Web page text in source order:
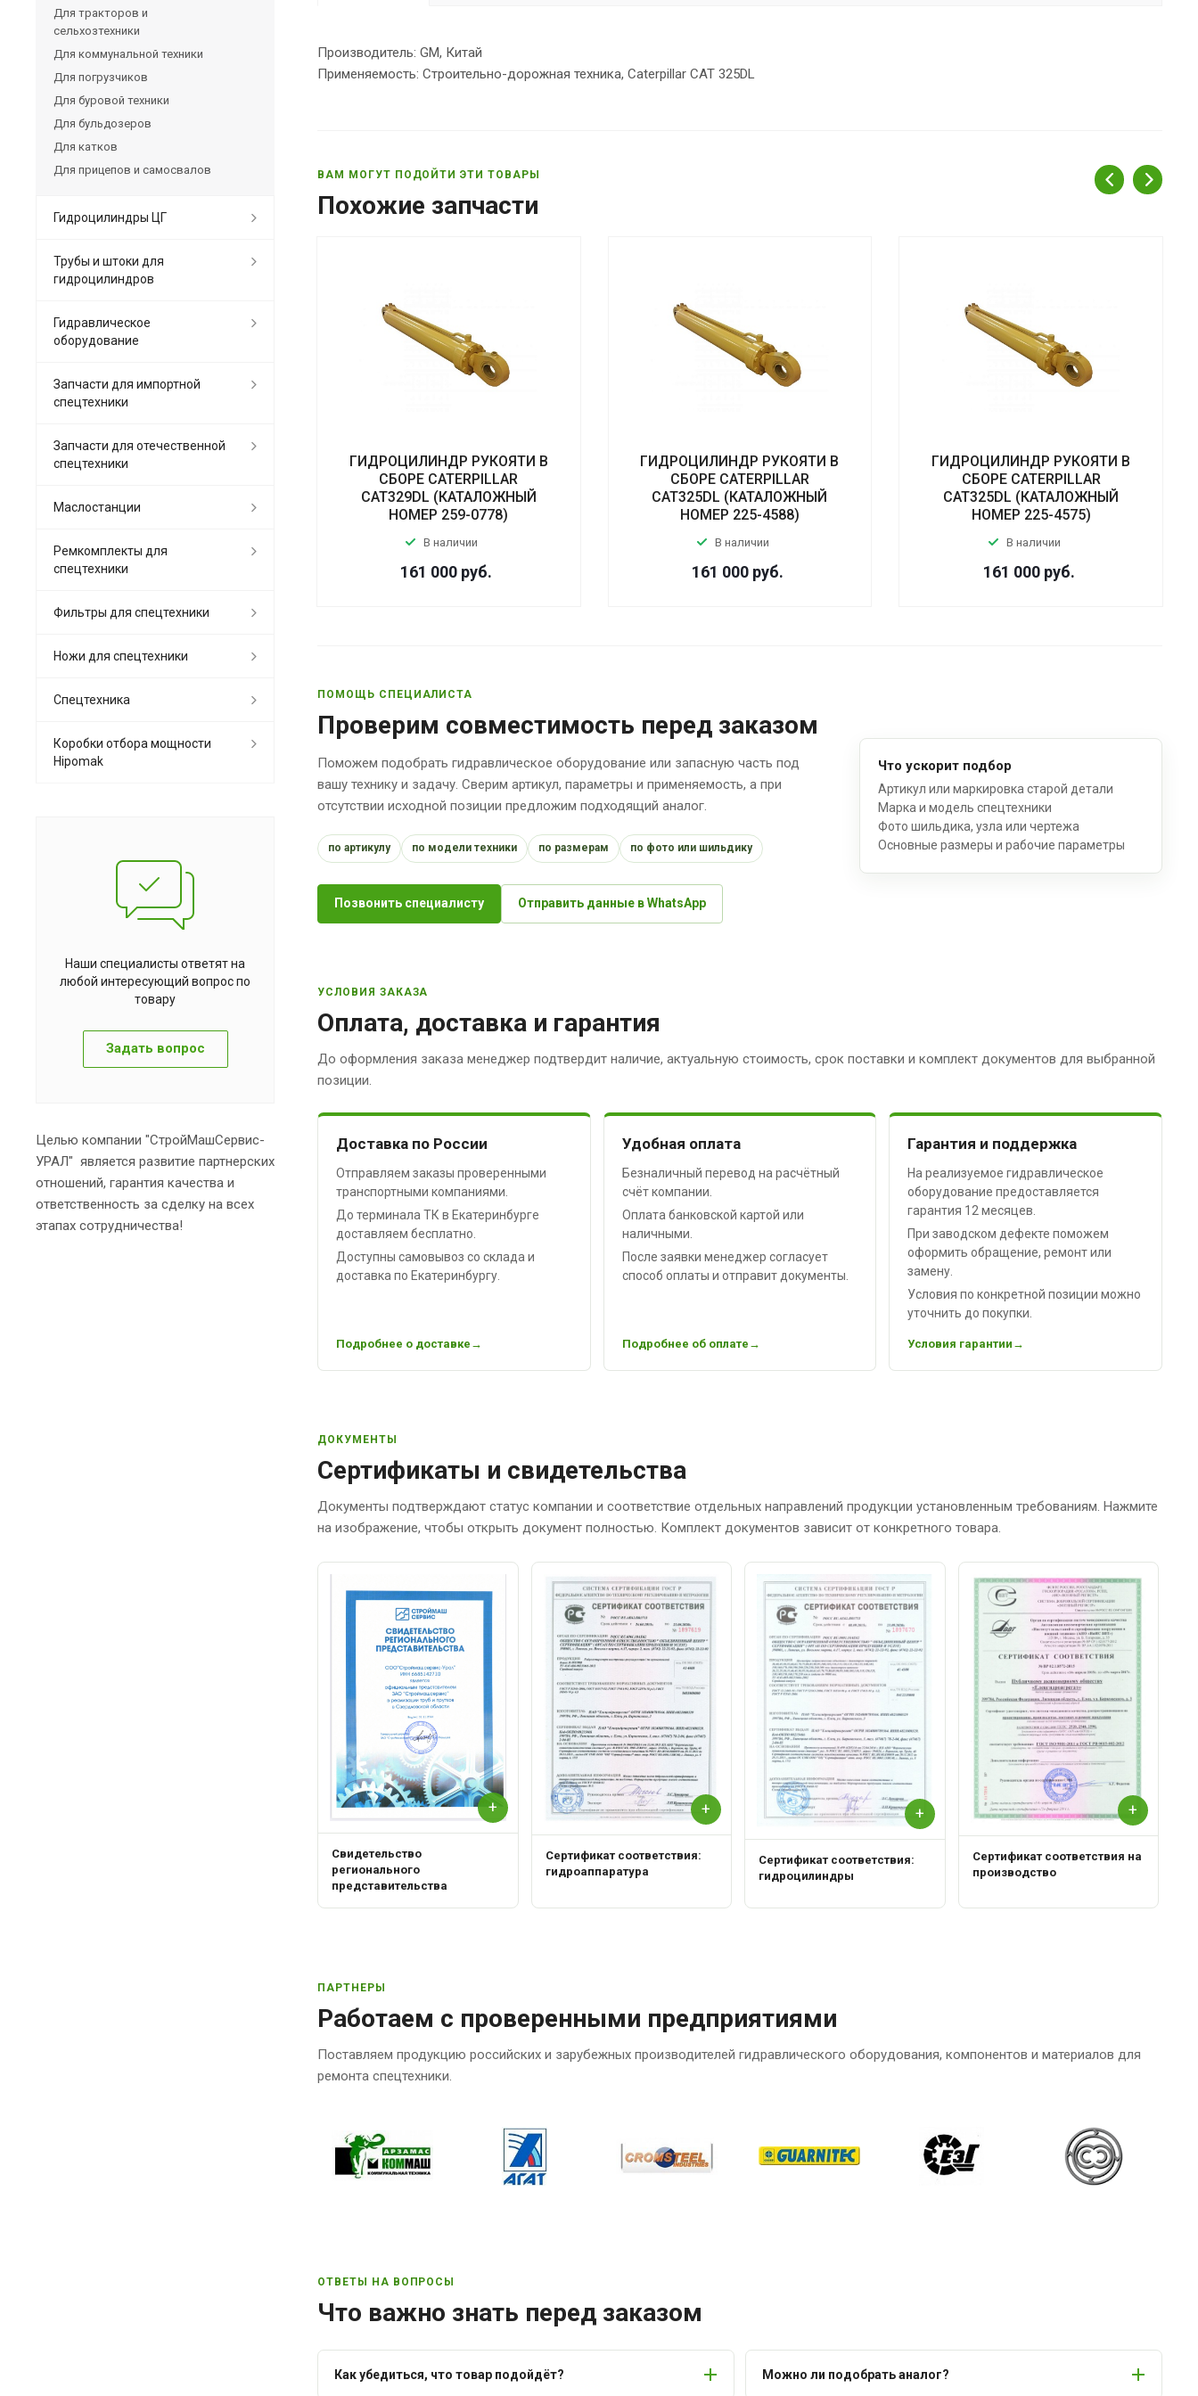
Производитель: GM, Китай
Применяемость: Строительно-дорожная техника, Caterpillar CAT 325DL
ВАМ МОГУТ ПОДОЙТИ ЭТИ ТОВАРЫ
Похожие запчасти
ГИДРОЦИЛИНДР РУКОЯТИ В
СБОРЕ CATERPILLAR
CAT329DL (КАТАЛОЖНЫЙ
НОМЕР 259-0778)
В наличии
161 000 руб.
ГИДРОЦИЛИНДР РУКОЯТИ В
СБОРЕ CATERPILLAR
CAT325DL (КАТАЛОЖНЫЙ
НОМЕР 225-4588)
В наличии
161 000 руб.
ГИДРОЦИЛИНДР РУКОЯТИ В
СБОРЕ CATERPILLAR
CAT325DL (КАТАЛОЖНЫЙ
НОМЕР 225-4575)
В наличии
161 000 руб.
ПОМОЩЬ СПЕЦИАЛИСТА
Проверим совместимость перед заказом
Поможем подобрать гидравлическое оборудование или запасную часть под
вашу технику и задачу. Сверим артикул, параметры и применяемость, а при
отсутствии исходной позиции предложим подходящий аналог.
по артикулу по модели техники по размерам по фото или шильдику
Позвонить специалисту Отправить данные в WhatsApp
Что ускорит подбор
Артикул или маркировка старой детали
Марка и модель спецтехники
Фото шильдика, узла или чертежа
Основные размеры и рабочие параметры
УСЛОВИЯ ЗАКАЗА
Оплата, доставка и гарантия
До оформления заказа менеджер подтвердит наличие, актуальную стоимость, срок поставки и комплект документов для выбранной
позиции.
Доставка по России
Отправляем заказы проверенными
транспортными компаниями.
До терминала ТК в Екатеринбурге
доставляем бесплатно.
Доступны самовывоз со склада и
доставка по Екатеринбургу.
Подробнее о доставке
Удобная оплата
Безналичный перевод на расчётный
счёт компании.
Оплата банковской картой или
наличными.
После заявки менеджер согласует
способ оплаты и отправит документы.
Подробнее об оплате
Гарантия и поддержка
На реализуемое гидравлическое
оборудование предоставляется
гарантия 12 месяцев.
При заводском дефекте поможем
оформить обращение, ремонт или
замену.
Условия по конкретной позиции можно
уточнить до покупки.
Условия гарантии
ДОКУМЕНТЫ
Сертификаты и свидетельства
Документы подтверждают статус компании и соответствие отдельных направлений продукции установленным требованиям. Нажмите
на изображение, чтобы открыть документ полностью. Комплект документов зависит от конкретного товара.
+
Свидетельство
регионального
представительства
+
Сертификат соответствия:
гидроаппаратура
+
Сертификат соответствия:
гидроцилиндры
+
Сертификат соответствия на
производство
ПАРТНЕРЫ
Работаем с проверенными предприятиями
Поставляем продукцию российских и зарубежных производителей гидравлического оборудования, компонентов и материалов для
ремонта спецтехники.
ОТВЕТЫ НА ВОПРОСЫ
Что важно знать перед заказом
Как убедиться, что товар подойдёт? Можно ли подобрать аналог?
Для тракторов и
сельхозтехники
Для коммунальной техники
Для погрузчиков
Для буровой техники
Для бульдозеров
Для катков
Для прицепов и самосвалов
Гидроцилиндры ЦГ
Трубы и штоки для
гидроцилиндров
Гидравлическое
оборудование
Запчасти для импортной
спецтехники
Запчасти для отечественной
спецтехники
Маслостанции
Ремкомплекты для
спецтехники
Фильтры для спецтехники
Ножи для спецтехники
Спецтехника
Коробки отбора мощности
Hipomak
Наши специалисты ответят на
любой интересующий вопрос по
товару
Задать вопрос
Целью компании "СтройМашСервис-
УРАЛ" является развитие партнерских
отношений, гарантия качества и
ответственность за сделку на всех
этапах сотрудничества!